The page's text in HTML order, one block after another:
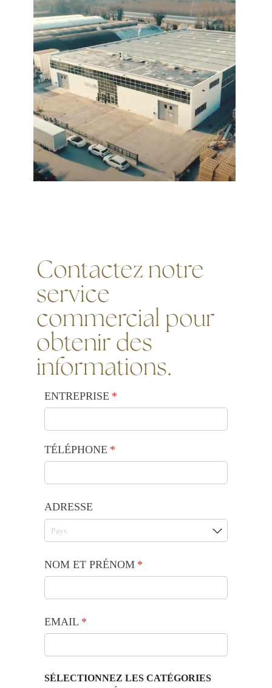
Contactez notre
service
commercial pour
obtenir des
informations.
ENTREPRISE *
(requis)
TÉLÉPHONE *
(requis)
ADRESSE
NOM ET PRÉNOM *
(requis)
EMAIL *
(requis)
SÉLECTIONNEZ LES CATÉGORIES